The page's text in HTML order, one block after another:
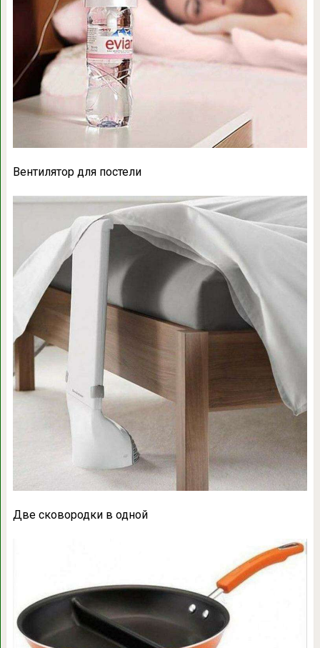
Вентилятор для постели
Две сковородки в одной